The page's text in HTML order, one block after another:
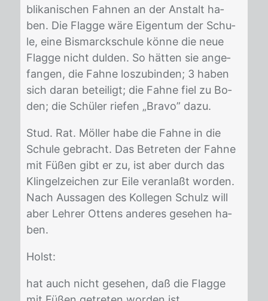
bli­ka­ni­schen Fah­nen an der An­stalt ha­
ben. Die Flag­ge wäre Ei­gen­tum der Schu­
le, eine Bis­marck­schu­le kön­ne die neue
Flag­ge nicht dul­den. So hät­ten sie an­ge­
fan­gen, die Fah­ne los­zu­bin­den; 3 ha­ben
sich dar­an be­tei­ligt; die Fah­ne fiel zu Bo­
den; die Schü­ler rie­fen „Bra­vo” dazu.
Stud. Rat. Möl­ler habe die Fah­ne in die
Schu­le ge­bracht. Das Be­tre­ten der Fah­ne
mit Fü­ßen gibt er zu, ist aber durch das
Klin­gel­zei­chen zur Eile ver­an­laßt wor­den.
Nach Aus­sa­gen des Kol­le­gen Schulz will
aber Leh­rer Ot­tens an­de­res ge­se­hen ha­
ben.
Holst:
hat auch nicht ge­se­hen, daß die Flag­ge